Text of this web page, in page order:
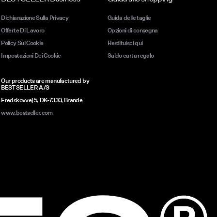
Dichiarazione Sulla Privacy
Offerte Di Lavoro
Policy Sui Cookie
Impostazioni Dei Cookie
Our products are manufactured by
BESTSELLER A/S
Fredskovvej 5, DK-7330, Brande
www.bestseller.com
Guida delle taglie
Opzioni di consegna
Restituisci qui
Saldo carta regalo